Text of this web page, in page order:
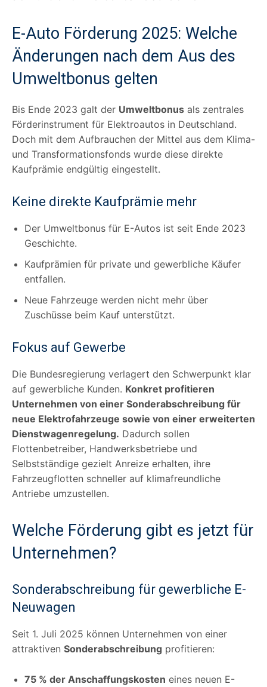
E-Auto Förderung 2025: Welche
Änderungen nach dem Aus des
Umweltbonus gelten
Bis Ende 2023 galt der Umweltbonus als zentrales
Förderinstrument für Elektroautos in Deutschland.
Doch mit dem Aufbrauchen der Mittel aus dem Klima-
und Transformationsfonds wurde diese direkte
Kaufprämie endgültig eingestellt.
Keine direkte Kaufprämie mehr
Der Umweltbonus für E-Autos ist seit Ende 2023
Geschichte.
Kaufprämien für private und gewerbliche Käufer
entfallen.
Neue Fahrzeuge werden nicht mehr über
Zuschüsse beim Kauf unterstützt.
Fokus auf Gewerbe
Die Bundesregierung verlagert den Schwerpunkt klar
auf gewerbliche Kunden. Konkret profitieren
Unternehmen von einer Sonderabschreibung für
neue Elektrofahrzeuge sowie von einer erweiterten
Dienstwagenregelung. Dadurch sollen
Flottenbetreiber, Handwerksbetriebe und
Selbstständige gezielt Anreize erhalten, ihre
Fahrzeugflotten schneller auf klimafreundliche
Antriebe umzustellen.
Welche Förderung gibt es jetzt für
Unternehmen?
Sonderabschreibung für gewerbliche E-
Neuwagen
Seit 1. Juli 2025 können Unternehmen von einer
attraktiven Sonderabschreibung profitieren:
75 % der Anschaffungskosten eines neuen E-